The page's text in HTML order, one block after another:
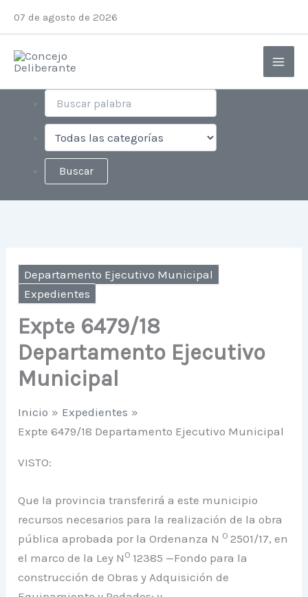
contenido
07 de agosto de 2026
Departamento Ejecutivo Municipal
Expedientes
Expte 6479/18
Departamento Ejecutivo
Municipal
Inicio
Expedientes
Expte 6479/18 Departamento Ejecutivo Municipal
VISTO:
Que la provincia transferirá a este municipio
recursos necesarios para la realización de la obra
pública aprobada por la Ordenanza N O 2501/17, en
el marco de la Ley N O 12385 —Fondo para la
construcción de Obras y Adquisición de